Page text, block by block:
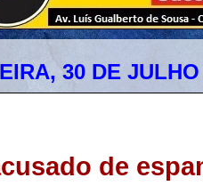
30 DE
de